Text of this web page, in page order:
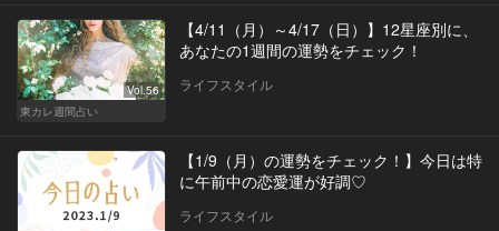
Vol.56
東カレ週間占い
【4/11（月）～4/17（日）】12星座別に、
あなたの1週間の運勢をチェック！
ライフスタイル
【1/9（月）の運勢をチェック！】今日は特
に午前中の恋愛運が好調♡
ライフスタイル